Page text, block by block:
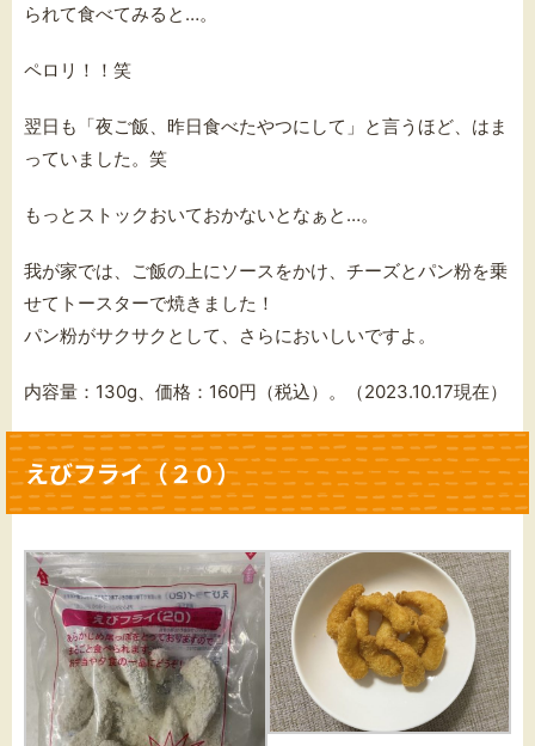
られて食べてみると…。
ペロリ！！笑
翌日も「夜ご飯、昨日食べたやつにして」と言うほど、はま
っていました。笑
もっとストックおいておかないとなぁと…。
我が家では、ご飯の上にソースをかけ、チーズとパン粉を乗
せてトースターで焼きました！
パン粉がサクサクとして、さらにおいしいですよ。
内容量：130g、価格：160円（税込）。（2023.10.17現在）
えびフライ（２０）